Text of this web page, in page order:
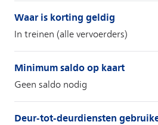
Waar is korting geldig
In treinen (alle vervoerders)
Minimum saldo op kaart
Geen saldo nodig
Deur-tot-deurdiensten